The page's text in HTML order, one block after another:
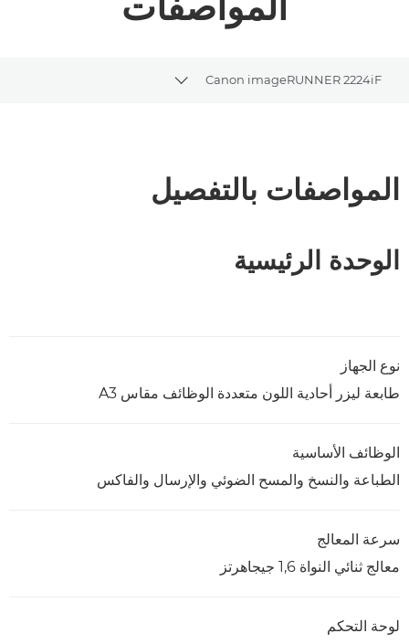
Canon imageRUNNER 2224iF
Toggle breadcrumbs
المواصفات بالتفصيل
الوحدة الرئيسية
نوع الجهاز
طابعة ليزر أحادية اللون متعددة الوظائف مقاس A3
الوظائف الأساسية
الطباعة والنسخ والمسح الضوئي والإرسال والفاكس
سرعة المعالج
معالج ثنائي النواة ‏1,6 جيجاهرتز
لوحة التحكم